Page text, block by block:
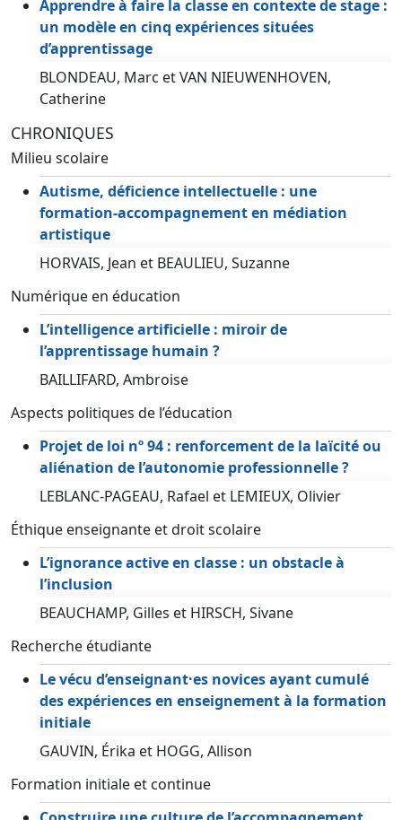
Apprendre à faire la classe en contexte de stage :
un modèle en cinq expériences situées
d’apprentissage
BLONDEAU, Marc et VAN NIEUWENHOVEN,
Catherine
CHRONIQUES
Milieu scolaire
Autisme, déficience intellectuelle : une
formation-accompagnement en médiation
artistique
HORVAIS, Jean et BEAULIEU, Suzanne
Numérique en éducation
L’intelligence artificielle : miroir de
l’apprentissage humain ?
BAILLIFARD, Ambroise
Aspects politiques de l’éducation
Projet de loi nº 94 : renforcement de la laïcité ou
aliénation de l’autonomie professionnelle ?
LEBLANC-PAGEAU, Rafael et LEMIEUX, Olivier
Éthique enseignante et droit scolaire
L’ignorance active en classe : un obstacle à
l’inclusion
BEAUCHAMP, Gilles et HIRSCH, Sivane
Recherche étudiante
Le vécu d’enseignant·es novices ayant cumulé
des expériences en enseignement à la formation
initiale
GAUVIN, Érika et HOGG, Allison
Formation initiale et continue